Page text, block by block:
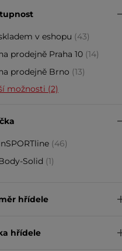
v eshopu (43)
prodejně Praha 10 (14)
prodejně Brno (13)
možnosti (2)
(46)
Solid (1)
hřídele
hřídele